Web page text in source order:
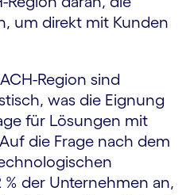
um direkt mit Kunden
Region sind
was die Eignung
für Lösungen mit
die Frage nach dem
der Unternehmen an,